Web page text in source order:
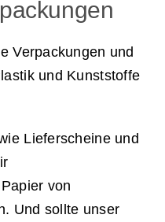
Verpackungen und
und Kunststoffe
Lieferscheine und
von
Und sollte unser
sicher und einfach
Anfrage
sünd wi online lesen
Blick online lesen